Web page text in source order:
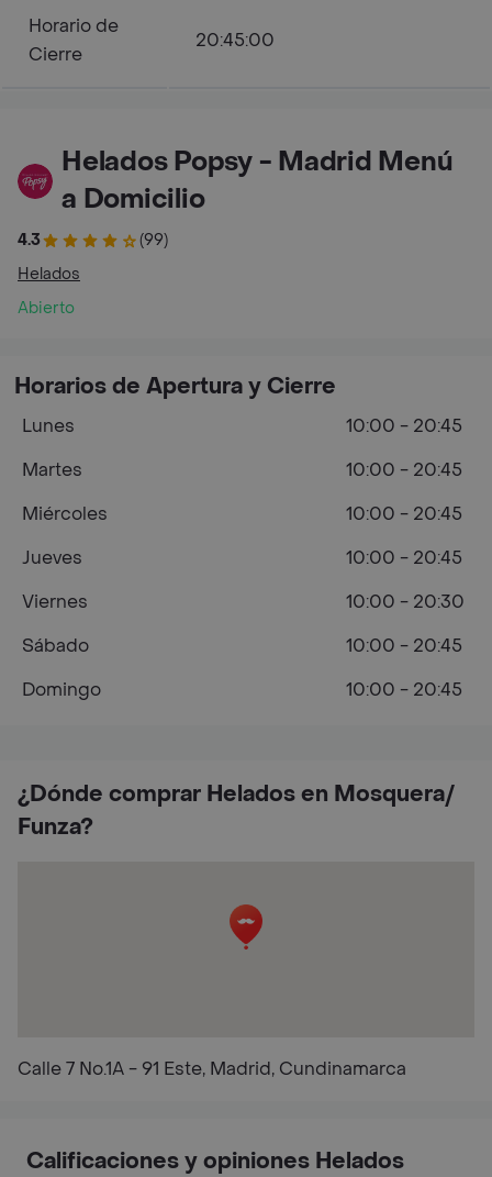
Horario de
Cierre
20:45:00
Helados Popsy - Madrid Menú
a Domicilio
4.3
(99)
Helados
Abierto
¿Dónde comprar Helados en Mosquera/
Funza?
Calle 7 No.1A - 91 Este, Madrid, Cundinamarca
Horarios de Apertura y Cierre
Lunes
10:00 - 20:45
Martes
10:00 - 20:45
Miércoles
10:00 - 20:45
Jueves
10:00 - 20:45
Viernes
10:00 - 20:30
Sábado
10:00 - 20:45
Domingo
10:00 - 20:45
Calificaciones y opiniones Helados